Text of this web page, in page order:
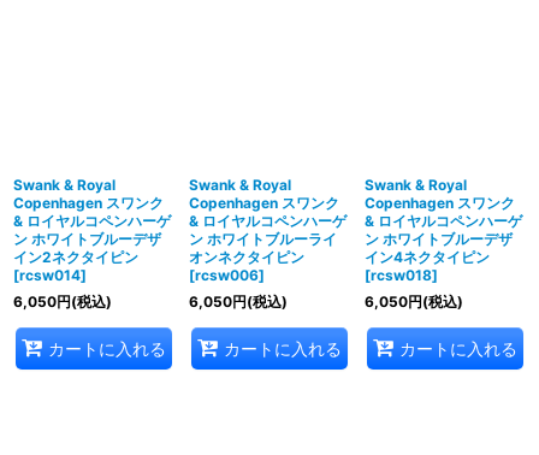
Swank & Royal
Copenhagen スワンク
& ロイヤルコペンハーゲ
ン ホワイトブルーデザ
イン2ネクタイピン
[rcsw014]
6,050円(税込)
カートに入れる
Swank & Royal
Copenhagen スワンク
& ロイヤルコペンハーゲ
ン ホワイトブルーライ
オンネクタイピン
[rcsw006]
6,050円(税込)
カートに入れる
Swank & Royal
Copenhagen スワンク
& ロイヤルコペンハーゲ
ン ホワイトブルーデザ
イン4ネクタイピン
[rcsw018]
6,050円(税込)
カートに入れる